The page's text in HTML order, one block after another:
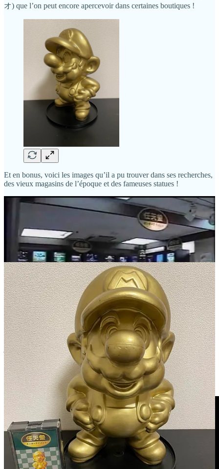
オ) que l’on peut encore apercevoir dans certaines boutiques !
Et en bonus, voici les images qu’il a pu trouver dans ses recherches,
des vieux magasins de l’époque et des fameuses statues !
Et en prime, un reportage d’époque d’une dizaine de minutes (en
japonais) qui permet de retrouver le Japon des 90’s ! Réalisé en
1991, il s’intéresse à la stratégie assez radicale d’un Nintendo plus
puissant que jamais, consistant à franchiser des espaces dans les
magasins de jeux afin de résister à l’arrivée de Toys R Us au Japon
au début des années 90.